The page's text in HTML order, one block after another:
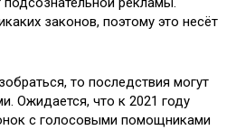
законов, поэтому это несёт
то последствия могут
Ожидается, что к 2021 году
с голосовыми помощниками